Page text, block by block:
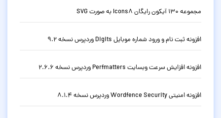
مجموعه 130 آیکون رایگان Icons8 به صورت SVG
افزونه ثبت نام و ورود شماره موبایل Digits وردپرس نسخه 9.2
افزونه افزایش سرعت وبسایت Perfmatters وردپرس نسخه 2.6.6
افزونه امنیتی Wordfence Security وردپرس نسخه 8.1.4